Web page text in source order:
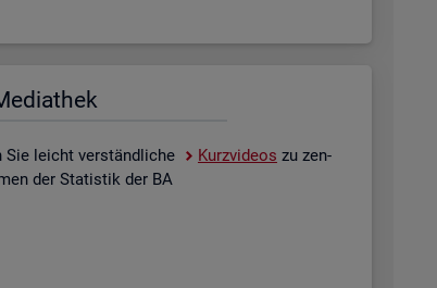
Sie leicht ver­ständ­li­che Kurz­vi­de­os zu zen­
der Sta­tis­tik der BA